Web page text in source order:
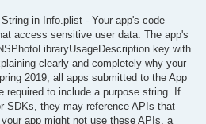
in Info.plist - Your app's code
access sensitive user data. The app's
key with
clearly and completely why your
2019, all apps submitted to the App
required to include a purpose string. If
SDKs, they may reference APIs that
app might not use these APIs, a